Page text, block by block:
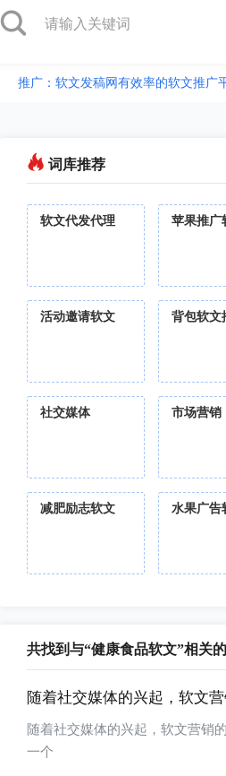
推广：软文发稿网有效率的软文推广
词库推荐
软文代发代理 苹果推广
活动邀请软文 背包软文
社交媒体 市场营销
减肥励志软文 水果广告
共找到与“健康食品软文”相关
随着社交媒体的兴起，软文
随着社交媒体的兴起，软文营销
一个